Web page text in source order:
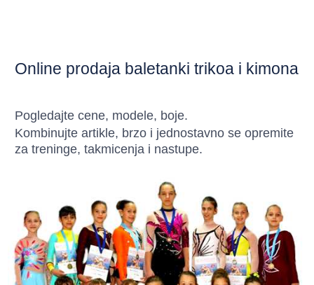
Online prodaja baletanki trikoa i kimona
Pogledajte cene, modele, boje.
Kombinujte artikle, brzo i jednostavno se opremite
za treninge, takmicenja i nastupe.